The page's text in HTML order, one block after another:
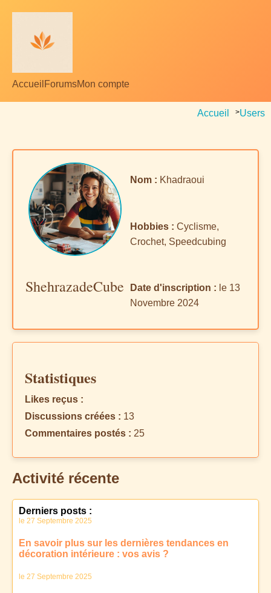
Accueil ForumsMon compte
Accueil >Users
ShehrazadeCube
Nom : Khadraoui
Hobbies : Cyclisme,
Crochet, Speedcubing
Date d'inscription : le 13
Novembre 2024
Statistiques
Likes reçus :
Discussions créées : 13
Commentaires postés : 25
Activité récente
Derniers posts :
le 27 Septembre 2025
En savoir plus sur les dernières tendances en
décoration intérieure : vos avis ?
le 27 Septembre 2025